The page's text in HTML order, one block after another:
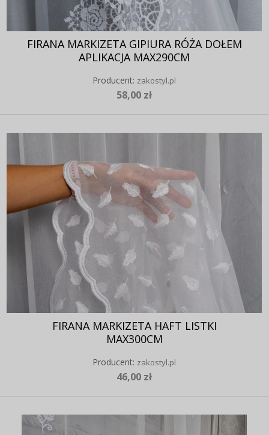
FIRANA MARKIZETA GIPIURA RÓŻA DOŁEM
APLIKACJA MAX290CM
Producent: zakostyl.pl
58,00 zł
FIRANA MARKIZETA HAFT LISTKI
MAX300CM
Producent: zakostyl.pl
46,00 zł